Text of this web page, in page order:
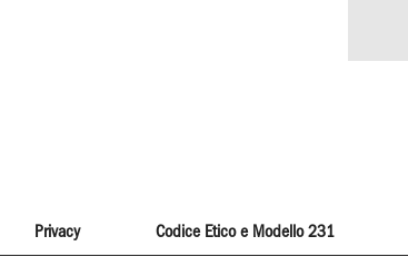
Privacy Codice Etico e Modello 231